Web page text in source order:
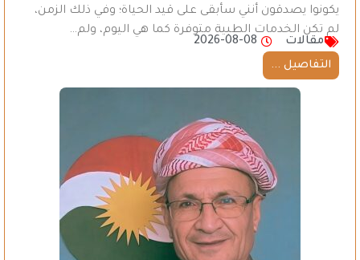
يكونوا يصدقون أنني سأبقى على قيد الحياة؛ وفي ذلك الزمن،
لم تكن الخدمات الطبية متوفرة كما هي اليوم، ولم…
مقالات
2026-08-08
التفاصيل ...